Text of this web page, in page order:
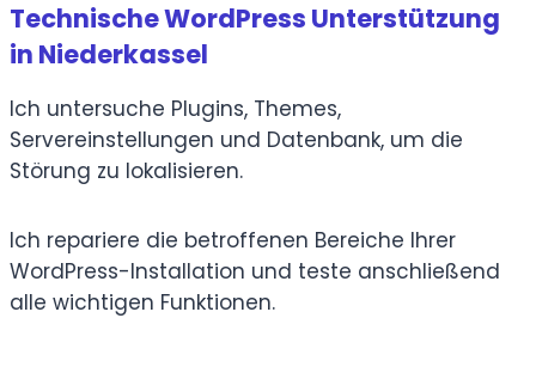
Technische WordPress Unterstützung
in Niederkassel
Ich untersuche Plugins, Themes,
Servereinstellungen und Datenbank, um die
Störung zu lokalisieren.
Ich repariere die betroffenen Bereiche Ihrer
WordPress-Installation und teste anschließend
alle wichtigen Funktionen.